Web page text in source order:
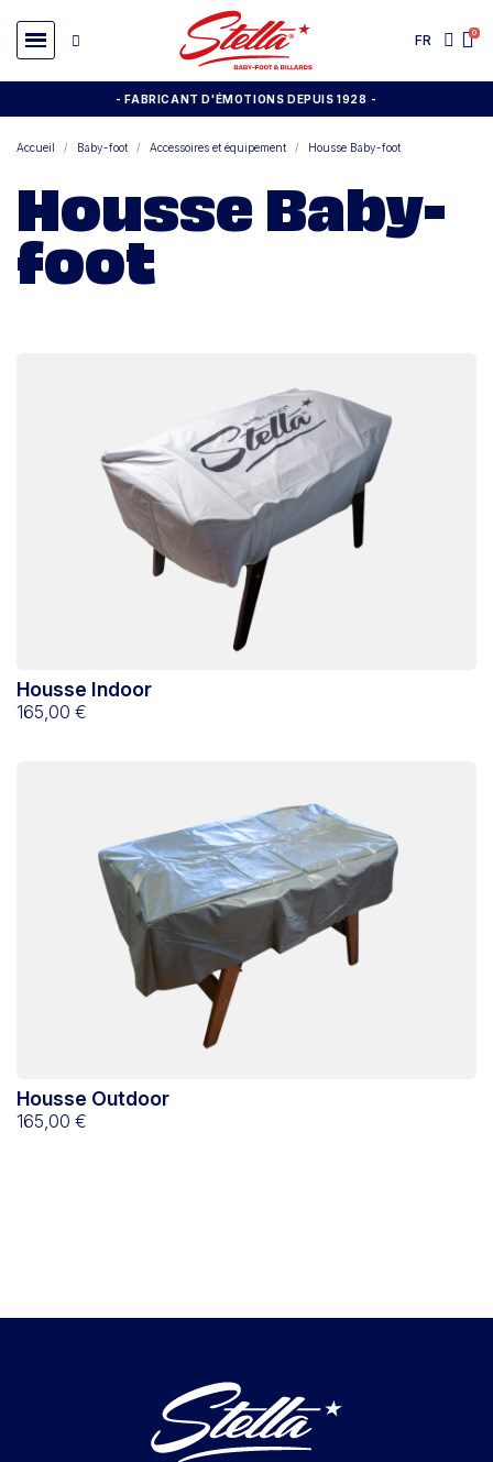
FR
- FABRICANT D'ÉMOTIONS DEPUIS 1928 -
Accueil Baby-foot Accessoires et équipement Housse Baby-foot
Housse Baby-
foot
Housse Indoor
165,00 €
Housse Outdoor
165,00 €